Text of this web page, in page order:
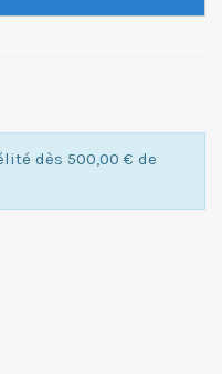
dès 500,00 € de